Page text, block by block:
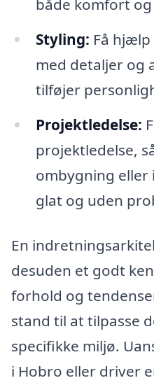
både komfort
Styling: Få
med detaljer og
tilføjer
Projektledelse:
projektledelse,
ombygning
glat og uden
En
desuden et godt
forhold og
stand til at tilpasse
specifikke miljø.
i Hobro eller driver